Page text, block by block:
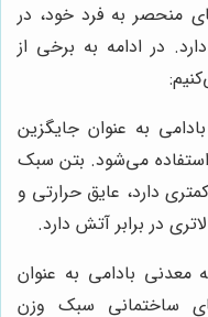
منحصر به فرد خود، در
در ادامه به برخی از
به عنوان جایگزین
می‌شود. بتن سبک
دارد، عایق حرارتی و
در برابر آتش دارد.
معدنی بادامی به عنوان
ساختمانی سبک وزن